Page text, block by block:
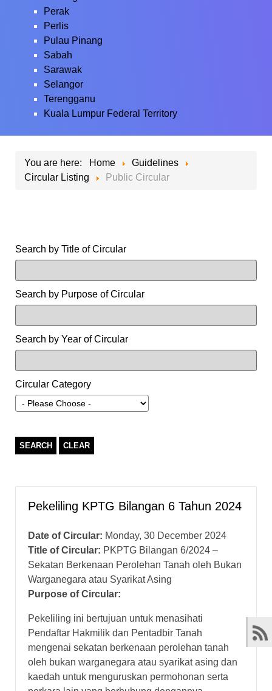
Perak
Perlis
Pulau Pinang
Sabah
Sarawak
Selangor
Terengganu
Kuala Lumpur Federal Territory
You are here: Home
Guidelines
Circular Listing
Public Circular
Search by Title of Circular
Search by Purpose of Circular
Search by Year of Circular
Circular Category
SEARCH CLEAR
Pekeliling KPTG Bilangan 6 Tahun 2024
Date of Circular: Monday, 30 December 2024
Title of Circular: PKPTG Bilangan 6/2024 –
Sekatan Berkenaan Perolehan Tanah oleh Bukan
Warganegara atau Syarikat Asing
Purpose of Circular:
Pekeliling ini bertujuan untuk menasihati
Pendaftar Hakmilik dan Pentadbir Tanah
mengenai sekatan berkenaan perolehan tanah
oleh bukan warganegara atau syarikat asing dan
kaedah untuk menguruskan permohonan serta